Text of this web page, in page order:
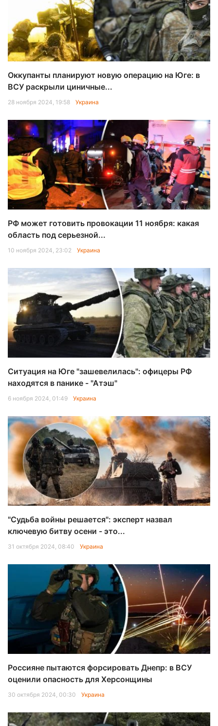
Оккупанты планируют новую операцию на Юге: в
ВСУ раскрыли циничные...
28 ноября 2024, 19:58 Украина
РФ может готовить провокации 11 ноября: какая
область под серьезной...
10 ноября 2024, 23:02 Украина
Ситуация на Юге "зашевелилась": офицеры РФ
находятся в панике - "Атэш"
6 ноября 2024, 01:49 Украина
"Судьба войны решается": эксперт назвал
ключевую битву осени - это...
31 октября 2024, 08:40 Украина
Россияне пытаются форсировать Днепр: в ВСУ
оценили опасность для Херсонщины
30 октября 2024, 00:30 Украина